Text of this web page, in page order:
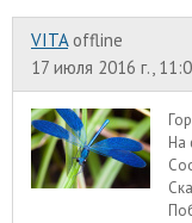
VITA offline
17 июля 2016 г.,
На